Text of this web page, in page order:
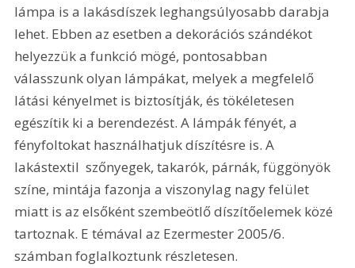
lámpa is a lakásdíszek leghangsúlyosabb darabja
lehet. Ebben az esetben a dekorációs szándékot
helyezzük a funkció mögé, pontosabban
válasszunk olyan lámpákat, melyek a megfelelő
látási kényelmet is biztosítják, és tökéletesen
egészítik ki a berendezést. A lámpák fényét, a
fényfoltokat használhatjuk díszítésre is. A
lakástextil  szőnyegek, takarók, párnák, függönyök 
színe, mintája fazonja a viszonylag nagy felület
miatt is az elsőként szembeötlő díszítőelemek közé
tartoznak. E témával az Ezermester 2005/6.
számban foglalkoztunk részletesen.